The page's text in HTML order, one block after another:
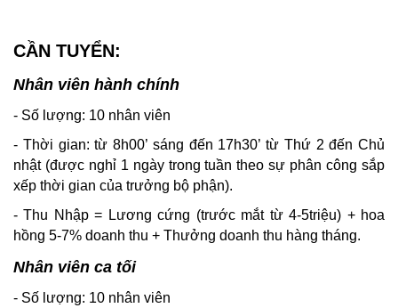
CẦN TUYỂN:
Nhân viên hành chính
- Số lượng: 10 nhân viên
- Thời gian: từ 8h00’ sáng đến 17h30’ từ Thứ 2 đến Chủ
nhật (được nghỉ 1 ngày trong tuần theo sự phân công sắp
xếp thời gian của trưởng bộ phận).
- Thu Nhập = Lương cứng (trước mắt từ 4-5triệu) + hoa
hồng 5-7% doanh thu + Thưởng doanh thu hàng tháng.
Nhân viên ca tối
- Số lượng: 10 nhân viên